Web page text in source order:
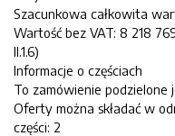
Szacunkowa całkowita
Wartość bez VAT: 8 218
II.1.6)
Informacje o częściach
To zamówienie podzielone
Oferty można składać w
części: 2